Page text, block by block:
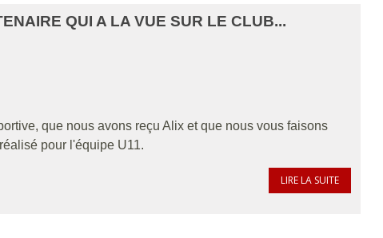
QUI A LA VUE SUR LE CLUB...
que nous avons reçu Alix et que nous vous faisons
pour l'équipe U11.
LIRE LA SUITE